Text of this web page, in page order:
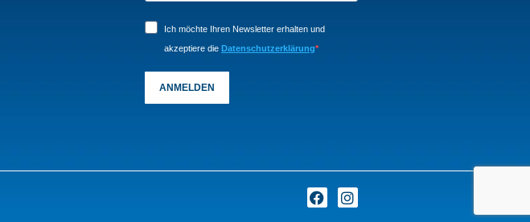
Ich möchte Ihren Newsletter erhalten und
akzeptiere die Datenschutzerklärung
ANMELDEN